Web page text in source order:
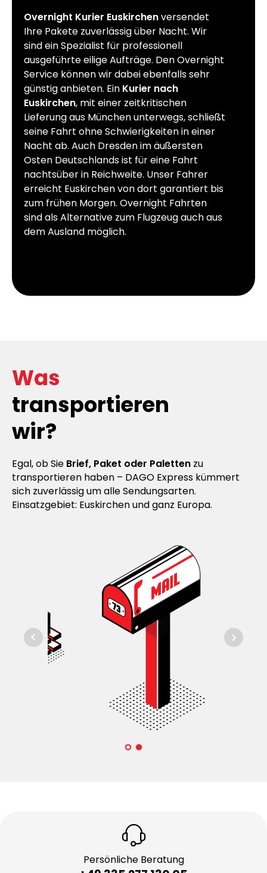
Overnight Kurier Euskirchenversendet
Ihre Pakete zuverlässig über Nacht. Wir
sind ein Spezialist für professionell
ausgeführte eilige Aufträge. Den Overnight
Service können wir dabei ebenfalls sehr
günstig anbieten. Ein Kurier nach
Euskirchen, mit einer zeitkritischen
Lieferung aus München unterwegs, schließt
seine Fahrt ohne Schwierigkeiten in einer
Nacht ab. Auch Dresden im äußersten
Osten Deutschlands ist für eine Fahrt
nachtsüber in Reichweite. Unser Fahrer
erreicht Euskirchen von dort garantiert bis
zum frühen Morgen. Overnight Fahrten
sind als Alternative zum Flugzeug auch aus
dem Ausland möglich.
Was
transportieren
wir?
Egal, ob Sie Brief, Paket oder Paletten zu
transportieren haben – DAGO Express kümmert
sich zuverlässig um alle Sendungsarten.
Einsatzgebiet: Euskirchen und ganz Europa.
Persönliche Beratung